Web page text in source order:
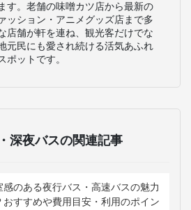
す。老舗の味噌カツ店から最新の
ッション・アニメグッズ店まで多
店舗が軒を連ね、観光客だけでな
元民にも愛され続ける活気あふれ
ポットです。
深夜バスの関連記事
感のある夜行バス・高速バスの魅力
おすすめや費用目安・利用のポイン